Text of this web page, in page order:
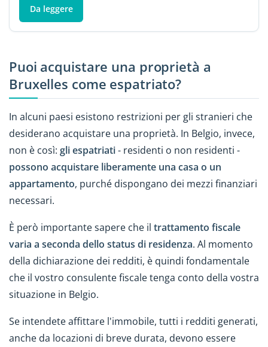
Da leggere
Puoi acquistare una proprietà a
Bruxelles come espatriato?
In alcuni paesi esistono restrizioni per gli stranieri che
desiderano acquistare una proprietà. In Belgio, invece,
non è così: gli espatriati- residenti o non residenti -
possono acquistare liberamente una casa o un
appartamento, purché dispongano dei mezzi finanziari
necessari.
È però importante sapere che il trattamento fiscale
varia a seconda dello status di residenza. Al momento
della dichiarazione dei redditi, è quindi fondamentale
che il vostro consulente fiscale tenga conto della vostra
situazione in Belgio.
Se intendete affittare l'immobile, tutti i redditi generati,
anche da locazioni di breve durata, devono essere